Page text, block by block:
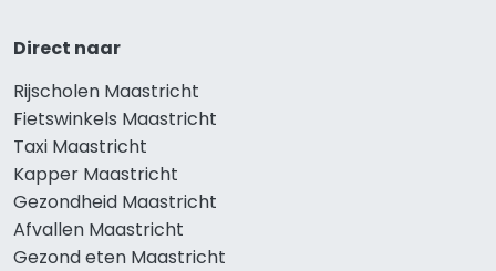
Direct naar
Rijscholen Maastricht
Fietswinkels Maastricht
Taxi Maastricht
Kapper Maastricht
Gezondheid Maastricht
Afvallen Maastricht
Gezond eten Maastricht